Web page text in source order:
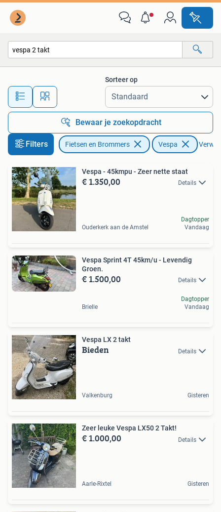
Alle afstanden…
Sorteer op
Bewaar je zoekopdracht
Filters Fietsen en Brommers Vespa
Vespa - 45kmpu - Zeer nette staat
€ 1.350,00 Details
Ouderkerk aan de Amstel
Dagtopper
Vandaag
Vespa Sprint 4T 45km/u - Levendig
Groen.
€ 1.500,00 Details
Brielle
Dagtopper
Vandaag
Vespa LX 2 takt
Bieden Details
Valkenburg Gisteren
Zeer leuke Vespa LX50 2 Takt!
€ 1.000,00 Details
Aarle-Rixtel Gisteren